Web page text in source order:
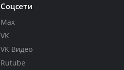
Соцсети
Max
VK
VK Видео
Rutube